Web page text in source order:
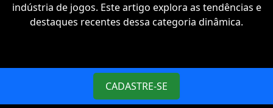
indústria de jogos. Este artigo explora as tendências e
destaques recentes dessa categoria dinâmica.
CADASTRE-SE